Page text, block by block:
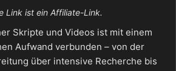
Link ist ein Affiliate-Link.
Skripte und Videos ist mit einem
Aufwand verbunden – von der
über intensive Recherche bis